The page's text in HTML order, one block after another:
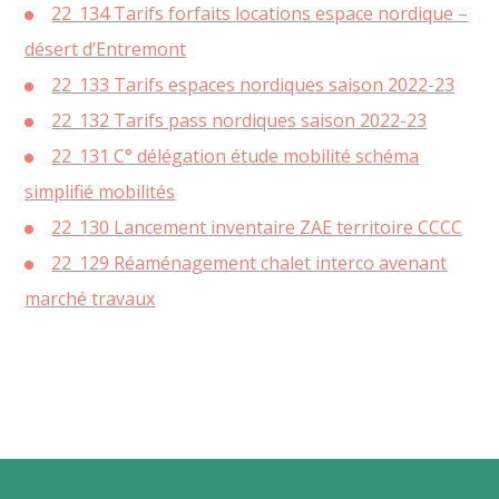
22_134 Tarifs forfaits locations espace nordique –
désert d’Entremont
22_133 Tarifs espaces nordiques saison 2022-23
22_132 Tarifs pass nordiques saison 2022-23
22_131 C° délégation étude mobilité schéma
simplifié mobilités
22_130 Lancement inventaire ZAE territoire CCCC
22_129 Réaménagement chalet interco avenant
marché travaux